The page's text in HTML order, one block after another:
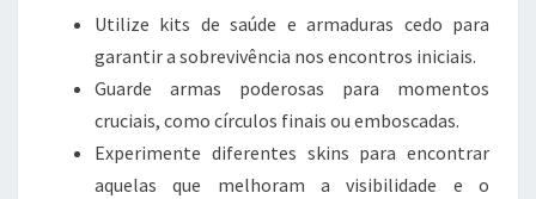
Utilize kits de saúde e armaduras cedo para
garantir a sobrevivência nos encontros iniciais.
Guarde armas poderosas para momentos
cruciais, como círculos finais ou emboscadas.
Experimente diferentes skins para encontrar
aquelas que melhoram a visibilidade e o